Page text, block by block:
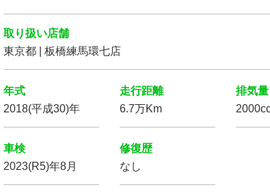
取り扱い店舗
東京都 | 板橋練馬環七店
年式
2018(平成30)年
走行距離
6.7万Km
排気量
車検
2023(R5)年8月
修復歴
なし